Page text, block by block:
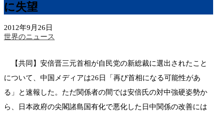
に失望
2012年9月26日
世界のニュース
【共同】安倍晋三元首相が自民党の新総裁に選出されたこと
について、中国メディアは26日「再び首相になる可能性があ
る」と速報した。ただ関係者の間では安倍氏の対中強硬姿勢か
ら、日本政府の尖閣諸島国有化で悪化した日中関係の改善には